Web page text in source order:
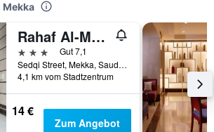
Mekka
Rahaf Al-Mashaer Hotel
3 Sterne
Gut 7,1
Sedqi Street, Mekka, Saudi-Arabien
4,1 km vom Stadtzentrum
14 €
Zum Angebot